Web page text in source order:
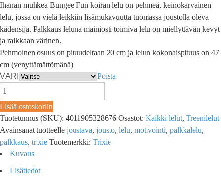
Ihanan muhkea Bungee Fun koiran lelu on pehmeä, keinokarvainen
lelu, jossa on vielä leikkiin lisämukavuutta tuomassa joustolla oleva
kädensija. Palkkaus leluna mainiosti toimiva lelu on miellyttävän kevyt
ja raikkaan värinen.
Pehmoinen osuus on pituudeltaan 20 cm ja lelun kokonaispituus on 47
cm (venyttämättömänä).
VÄRI
Poista
Lisää ostoskoriin
Tuotetunnus (SKU): 4011905328676 Osastot: Kaikki lelut, Treenilelut
Avainsanat tuotteelle joustava, jousto, lelu, motivointi, palkkalelu,
palkkaus, trixie Tuotemerkki: Trixie
Kuvaus
Lisätiedot